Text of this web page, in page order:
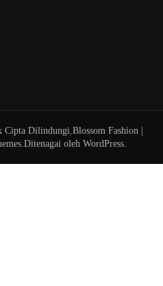
Cipta Dilindungi.Blossom Fashion |
.Ditenagai oleh WordPress.